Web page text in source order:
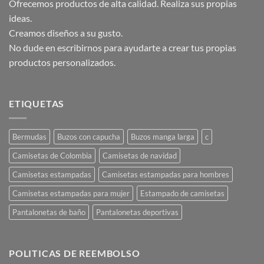
en
página
de
producto
en
de
Ofrecemos productos de alta calidad. Realiza sus propias
ideas.
Creamos diseños a su gusto.
No dude en escribirnos para ayudarte a crear tus propias
productos personalizados.
ETIQUETAS
Bermudas Buzos con capucha Buzos manga larga
c
Camisetas de Colombia
Camisetas de navidad
Camisetas estampadas
Camisetas estampadas para hombres
Camisetas estampadas para mujer
Estampado de camisetas
Pantalonetas de baño
Pantalonetas deportivas
POLITICAS DE REEMBOLSO